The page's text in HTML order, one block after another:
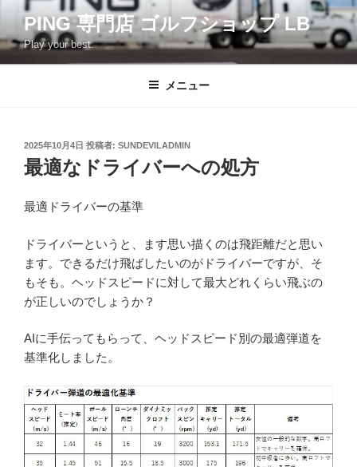
テ
ン
PING 専門店 ゴルフショップ LB
Play your best.
メニュー
投
稿
日:
2025年10月4日 投稿者: SUNDEVILADMIN
最適なドライバーへの処方
最適ドライバーの基準
ドライバーというと、ます思い描くのは飛距離だと思い
ます。できるだけ飛ばしたいのがドライバーですが、そ
もそも。ヘッドスピードに対して最大どれくらい飛ぶの
が正しいのでしょうか？
AIに手伝ってもらって、ヘッドスピード別の最適弾道を
基準化しました。